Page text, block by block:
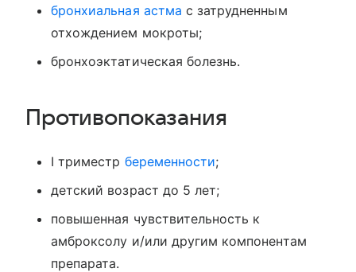
бронхиальная астма с затрудненным
отхождением мокроты;
бронхоэктатическая болезнь.
Противопоказания
I триместр беременности;
детский возраст до 5 лет;
повышенная чувствительность к
амброксолу и/или другим компонентам
препарата.